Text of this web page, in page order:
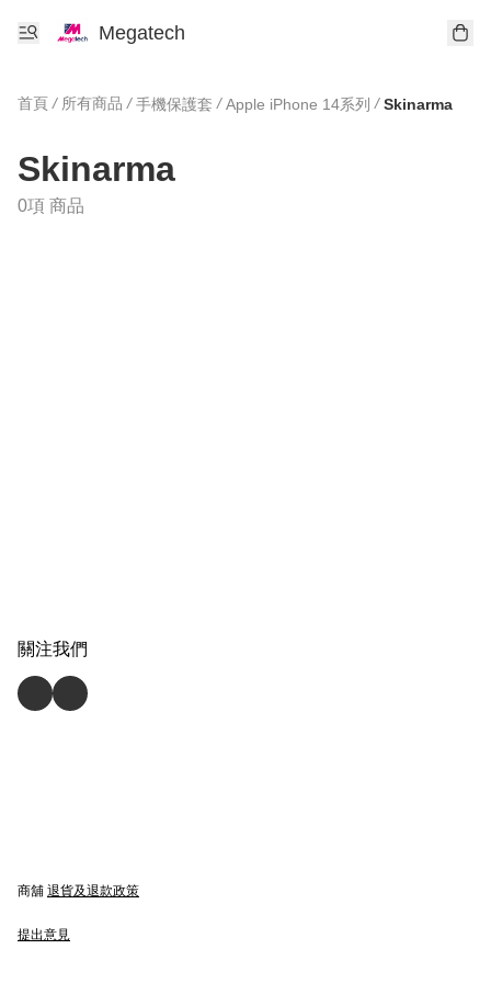
Megatech
首頁 / 所有商品 / 手機保護套 / Apple iPhone 14系列 / Skinarma
Skinarma
0項 商品
關注我們
商舖 退貨及退款政策
提出意見